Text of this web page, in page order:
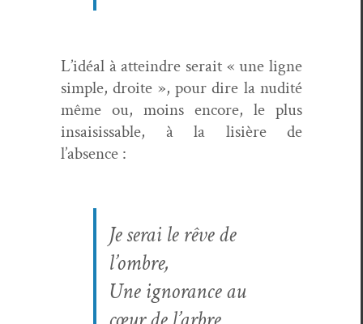
L’idéal à attein­dre serait « une ligne
sim­ple, droite », pour dire la nudité
même ou, moins encore, le plus
insai­siss­able, à la lisière de
l’absence :
Je serai le rêve de
l’ombre,
Une igno­rance au